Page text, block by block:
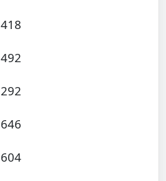
418
492
292
646
604